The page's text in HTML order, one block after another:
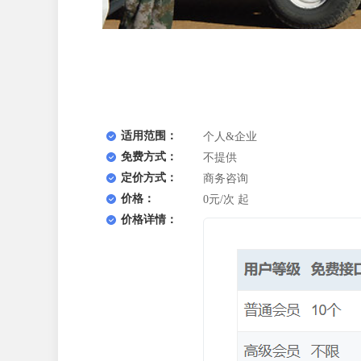
适用范围：
个人&企业
免费方式：
不提供
定价方式：
商务咨询
价格：
0元/次 起
价格详情：